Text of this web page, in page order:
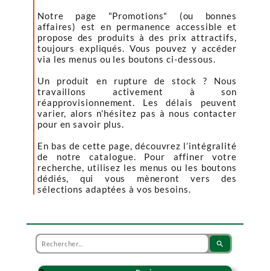
Notre page "Promotions" (ou bonnes
affaires) est en permanence accessible et
propose des produits à des prix attractifs,
toujours expliqués. Vous pouvez y accéder
via les menus ou les boutons ci-dessous.
Un produit en rupture de stock ? Nous
travaillons activement à son
réapprovisionnement. Les délais peuvent
varier, alors n’hésitez pas à nous contacter
pour en savoir plus.
En bas de cette page, découvrez l’intégralité
de notre catalogue. Pour affiner votre
recherche, utilisez les menus ou les boutons
dédiés, qui vous mèneront vers des
sélections adaptées à vos besoins.
search